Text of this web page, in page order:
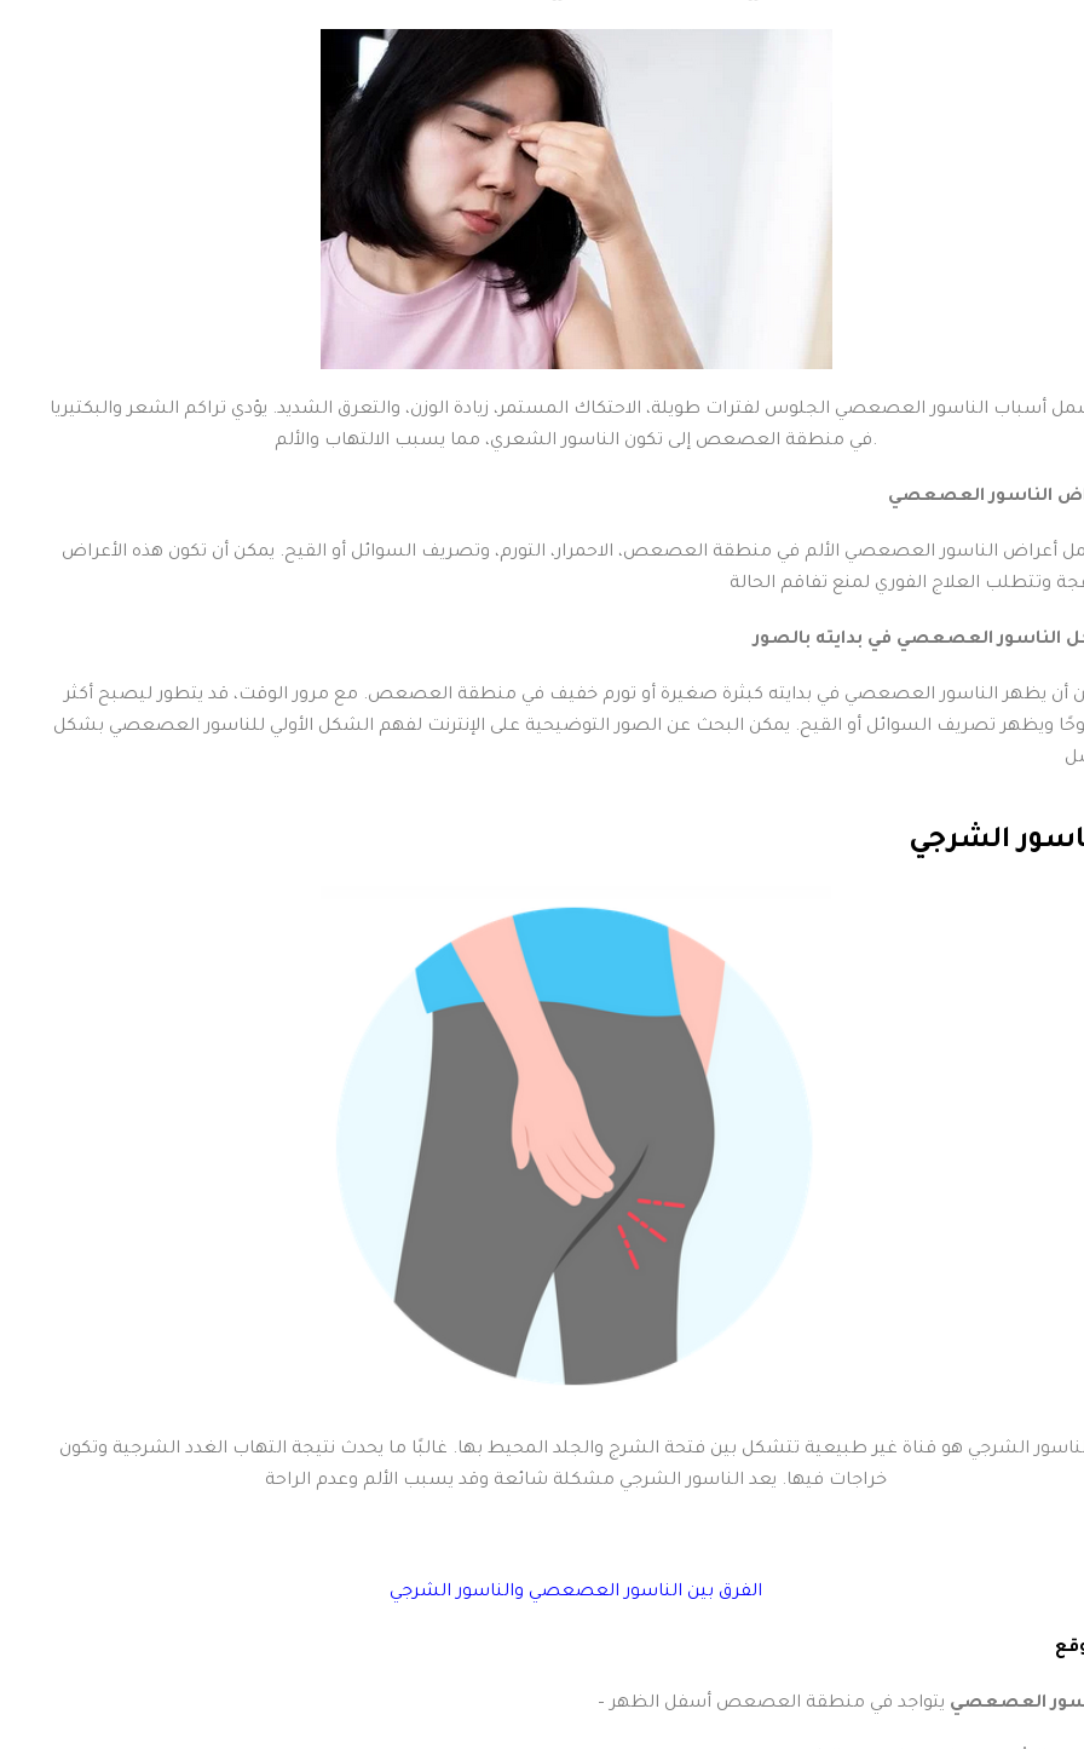
أسباب الناسور العصعصي الجلوس لفترات طويلة، الاحتكاك المستمر، زيادة الوزن، والتعرق الشديد. يؤدي تراكم الشعر والبكتيريا
في منطقة العصعص إلى تكون الناسور الشعري، مما يسبب الالتهاب والألم.
الناسور العصعصي
أعراض الناسور العصعصي الألم في منطقة العصعص، الاحمرار، التورم، وتصريف السوائل أو القيح. يمكن أن تكون هذه الأعراض
الناسور العصعصي في بدايته بالصور
أن يظهر الناسور العصعصي في بدايته كبثرة صغيرة أو تورم خفيف في منطقة العصعص. مع مرور الوقت، قد يتطور ليصبح أكثر
ويظهر تصريف السوائل أو القيح. يمكن البحث عن الصور التوضيحية على الإنترنت لفهم الشكل الأولي للناسور العصعصي بشكل
الشرجي
الشرجي هو قناة غير طبيعية تتشكل بين فتحة الشرج والجلد المحيط بها. غالبًا ما يحدث نتيجة التهاب الغدد الشرجية وتكون
خراجات فيها. يعد الناسور الشرجي مشكلة شائعة وقد يسبب الألم وعدم الراحة
الفرق بين الناسور العصعصي والناسور الشرجي
– العصعصي يتواجد في منطقة العصعص أسفل الظهر